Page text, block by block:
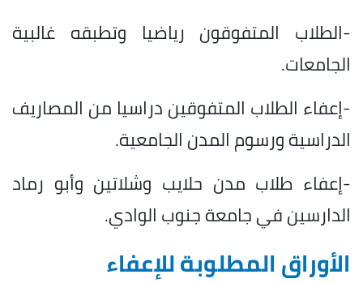
-الطلاب المتفوقون رياضيا وتطبقه غالبية
الجامعات.
-إعفاء الطلاب المتفوقين دراسيا من المصاريف
الدراسية ورسوم المدن الجامعية.
-إعفاء طلاب مدن حلايب وشلاتين وأبو رماد
الدارسين في جامعة جنوب الوادي.
الأوراق المطلوبة للإعفاء